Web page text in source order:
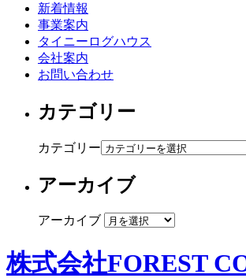
新着情報
事業案内
タイニーログハウス
会社案内
お問い合わせ
カテゴリー
カテゴリー
アーカイブ
アーカイブ
株式会社FOREST